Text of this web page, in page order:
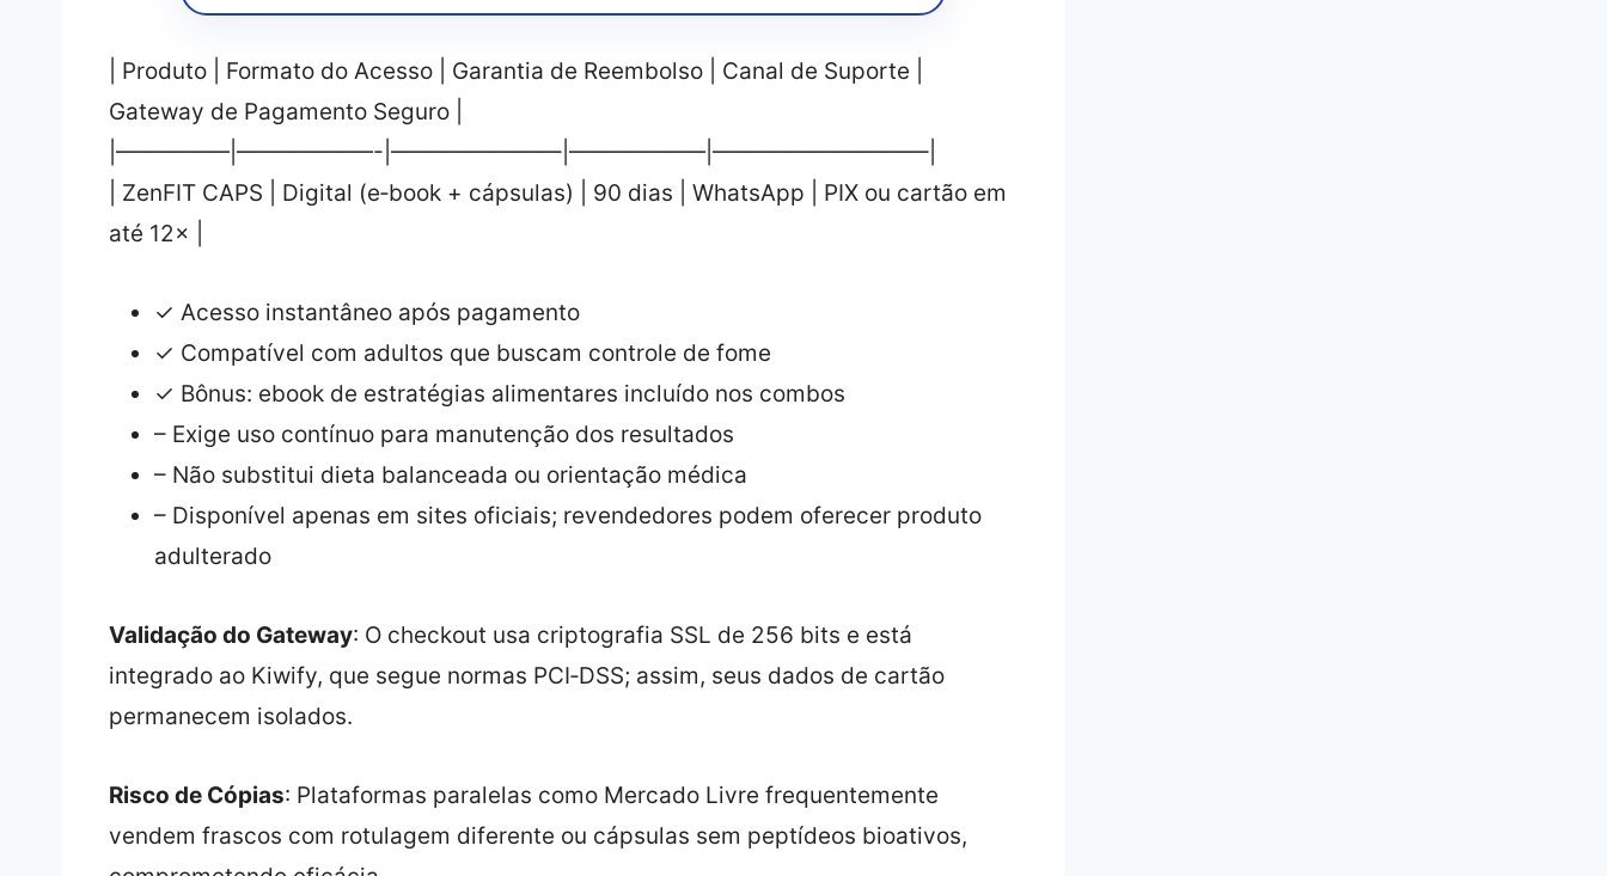
| Produto | Formato do Acesso | Garantia de Reembolso | Canal de Suporte |
Gateway de Pagamento Seguro |
|—————|——————-|———————–|——————|—————————–|
| ZenFIT CAPS | Digital (e‑book + cápsulas) | 90 dias | WhatsApp | PIX ou cartão em
até 12× |
✓ Acesso instantâneo após pagamento
✓ Compatível com adultos que buscam controle de fome
✓ Bônus: ebook de estratégias alimentares incluído nos combos
– Exige uso contínuo para manutenção dos resultados
– Não substitui dieta balanceada ou orientação médica
– Disponível apenas em sites oficiais; revendedores podem oferecer produto
adulterado
Validação do Gateway: O checkout usa criptografia SSL de 256 bits e está
integrado ao Kiwify, que segue normas PCI‑DSS; assim, seus dados de cartão
permanecem isolados.
Risco de Cópias: Plataformas paralelas como Mercado Livre frequentemente
vendem frascos com rotulagem diferente ou cápsulas sem peptídeos bioativos,